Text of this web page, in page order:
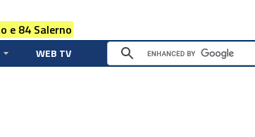
e 84 Salerno
WEB TV